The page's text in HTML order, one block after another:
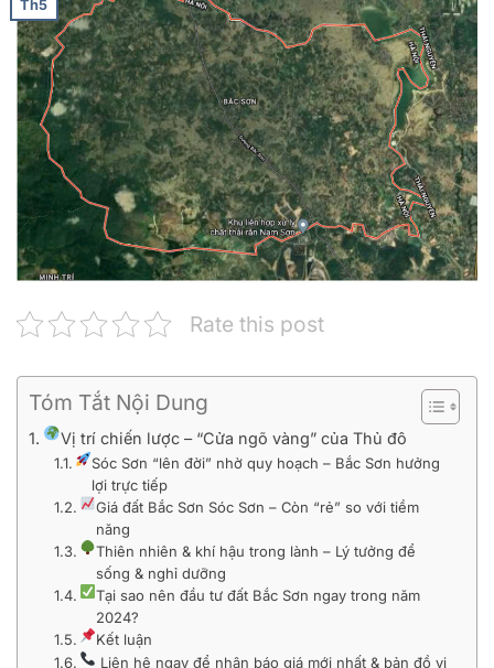
Th5
Rate this post
Tóm Tắt Nội Dung
Vị trí chiến lược – “Cửa ngõ vàng” của Thủ đô
Sóc Sơn “lên đời” nhờ quy hoạch – Bắc Sơn hưởng
lợi trực tiếp
Giá đất Bắc Sơn Sóc Sơn – Còn “rẻ” so với tiềm
năng
Thiên nhiên & khí hậu trong lành – Lý tưởng để
sống & nghỉ dưỡng
Tại sao nên đầu tư đất Bắc Sơn ngay trong năm
2024?
Kết luận
Liên hệ ngay để nhận báo giá mới nhất & bản đồ vị